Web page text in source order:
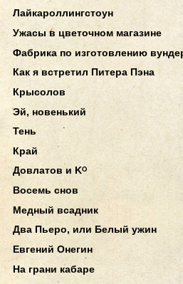
Лайкароллингстоун
Ужасы в цветочном магазине
Фабрика по изготовлению
Как я встретил Питера Пэна
Крысолов
Эй, новенький
Тень
Край
Довлатов и Kᴼ
Восемь снов
Медный всадник
Два Пьеро, или Белый ужин
Евгений Онегин
На грани кабаре